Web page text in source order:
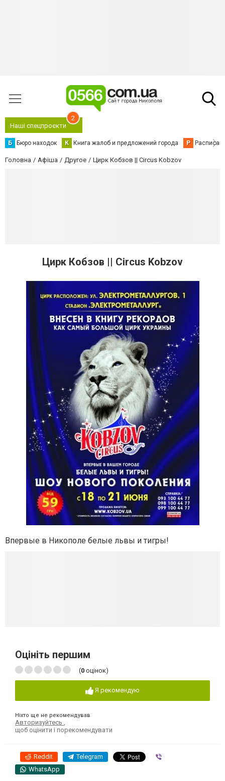
Наші спецпроєкти
2
Б Бюро находок К Книга жалоб и предложений города Р
Головна Афіша Другое Цирк Кобзов || Circus Kobzov
Цирк Кобзов || Circus Kobzov
Впервые в Никополе белые львы и тигры!
Оцініть першим
(0 оцінок)
Я рекомендую
Ніхто ще не рекомендував
Авторизуйтесь
щоб оцінити і порекомендувати
Reddit Telegram
WhatsApp